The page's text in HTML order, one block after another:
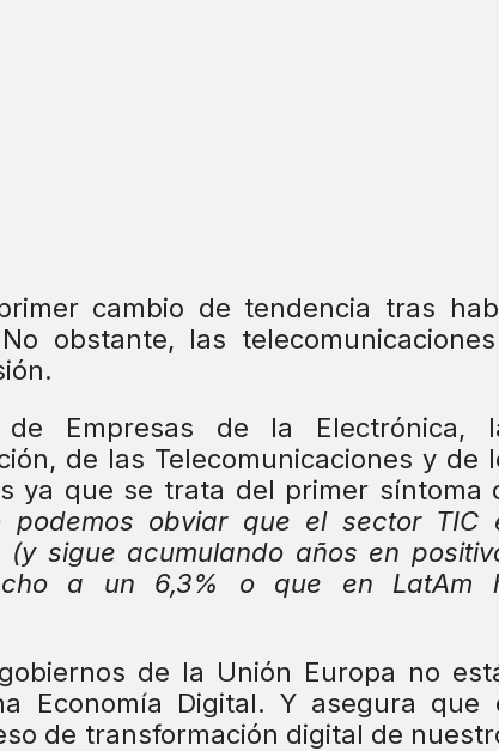
cambio de tendencia tras
obstante, las
de Empresas de la Electrónica,
de las Telecomunicaciones y de
ya que se trata del primer síntoma
podemos obviar que el sector TIC
sigue acumulando años en
a un 6,3% o que en LatAm
de la Unión Europa no
Economía Digital. Y asegura que
de transformación digital de